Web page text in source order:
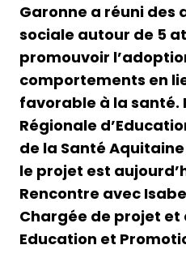
Garonne a réuni
sociale autour de 5
promouvoir
comportements en
favorable à la santé.
Régionale
de la Santé
le projet est
Rencontre avec
Chargée de projet et
Education et